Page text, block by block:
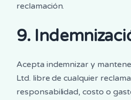
reclamación.
9.
Acepta indemnizar y
Ltd. libre de cualquier
responsabilidad, costo o